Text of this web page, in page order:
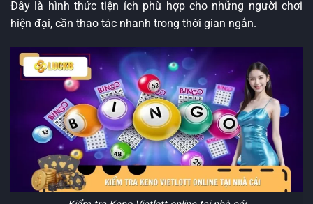
Đây là hình thức tiện ích phù hợp cho những người chơi
hiện đại, cần thao tác nhanh trong thời gian ngắn.